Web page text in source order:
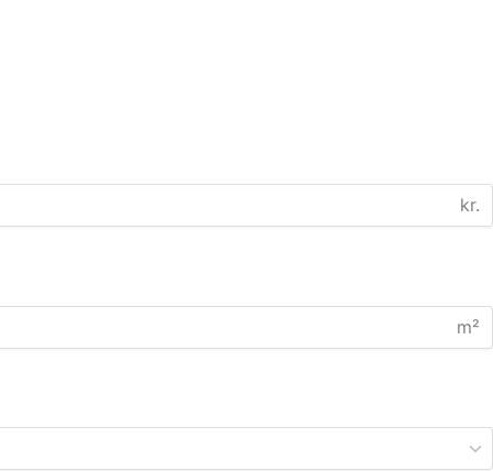
kr.
m²